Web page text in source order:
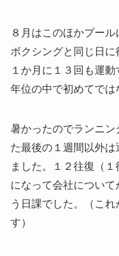
８月はこのほかプール
ボクシングと同じ日に
１か月に１３回も運
年位の中で初めてでは
暑かったのでランニ
た最後の１週間以外
ました。１２往復（
になって会社につい
う日課でした。（こ
す）